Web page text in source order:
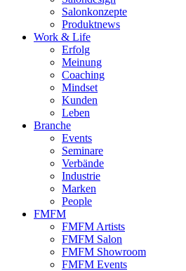
Salonkonzepte
Produktnews
Work & Life
Erfolg
Meinung
Coaching
Mindset
Kunden
Leben
Branche
Events
Seminare
Verbände
Industrie
Marken
People
FMFM
FMFM Artists
FMFM Salon
FMFM Showroom
FMFM Events